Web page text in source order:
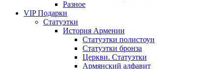
Разное
VIP Подарки
Статуэтки
История Армении
Статуэтки полистоун
Статуэтки бронза
Церкви. Статуэтки
Армянский алфавит